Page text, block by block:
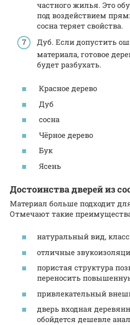
частного жилья. Это
под воздействием
сосна теряет свойства.
Дуб. Если допустить
материала, готовое
будет разбухать.
Красное дерево
Дуб
сосна
Чёрное дерево
Бук
Ясень
Достоинства дверей из
Материал больше подходит
Отмечают такие
натуральный вид,
отличные
пористая структура
переносить
привлекательный
дверь входная
обойдется дешевле